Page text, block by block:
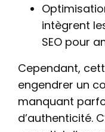
intègrent
SEO pour
Cependant,
engendrer un
manquant
d’authenticité.